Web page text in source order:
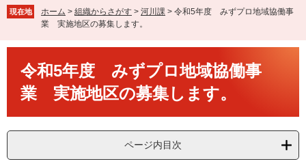
で
す
ば
し
本
現在地 ホーム > 組織からさがす > 河川課 > 令和5年度 みずプロ地域協働事
業 実施地区の募集します。
令和5年度 みずプロ地域協働事
業 実施地区の募集します。
ページ内目次